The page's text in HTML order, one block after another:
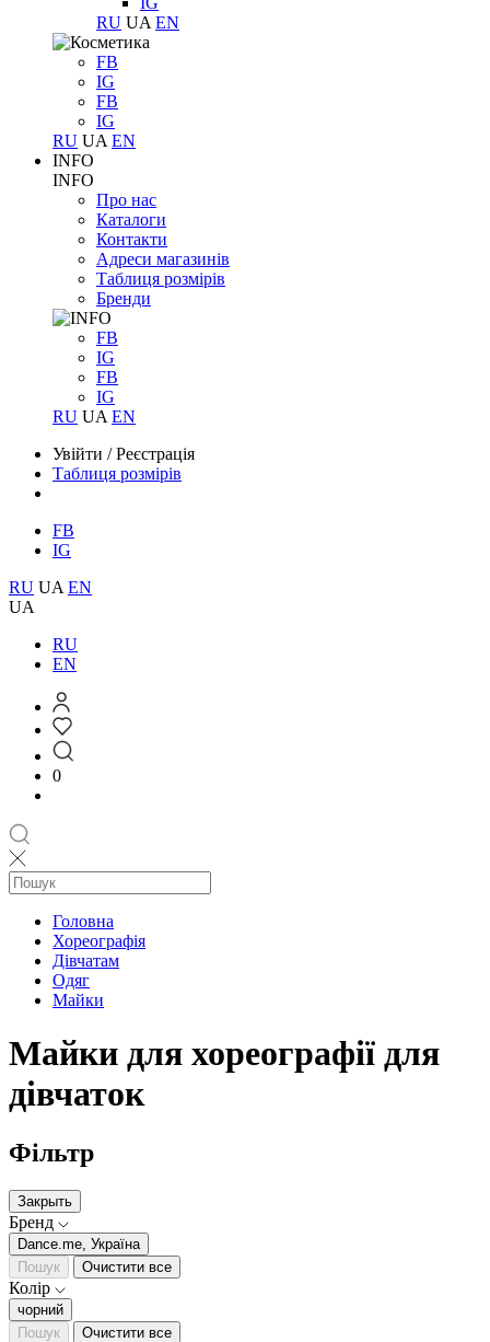
RU UA EN
FB
IG
FB
IG
RU UA EN
INFO
INFO
Про нас
Каталоги
Контакти
Адреси магазинів
Таблиця розмірів
Бренди
FB
IG
FB
IG
RU UA EN
Увійти /Реєстрація
Таблиця розмірів
FB
IG
RU UA EN
UA
RU
EN
0
Головна
Хореографія
Дівчатам
Одяг
Майки
Майки для хореографії для
дівчаток
Фільтр
Закрыть
Бренд
Dance.me, Україна
Пошук
Очистити все
Колір
чорний
Пошук
Очистити все